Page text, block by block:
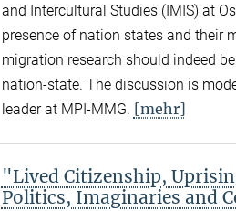
and Intercultural Studies (IMIS) at
presence of nation states and their
migration research should indeed
nation-state. The discussion is
leader at MPI-MMG. [mehr]
"Lived Citizenship,
Politics, Imaginaries and